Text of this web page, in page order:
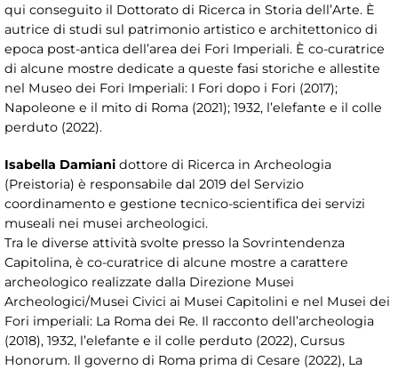
qui conseguito il Dottorato di Ricerca in Storia dell’Arte. È
autrice di studi sul patrimonio artistico e architettonico di
epoca post-antica dell’area dei Fori Imperiali. È co-curatrice
di alcune mostre dedicate a queste fasi storiche e allestite
nel Museo dei Fori Imperiali: I Fori dopo i Fori (2017);
Napoleone e il mito di Roma (2021); 1932, l’elefante e il colle
perduto (2022).
Isabella Damiani dottore di Ricerca in Archeologia
(Preistoria) è responsabile dal 2019 del Servizio
coordinamento e gestione tecnico-scientifica dei servizi
museali nei musei archeologici.
Tra le diverse attività svolte presso la Sovrintendenza
Capitolina, è co-curatrice di alcune mostre a carattere
archeologico realizzate dalla Direzione Musei
Archeologici/Musei Civici ai Musei Capitolini e nel Musei dei
Fori imperiali: La Roma dei Re. Il racconto dell’archeologia
(2018), 1932, l’elefante e il colle perduto (2022), Cursus
Honorum. Il governo di Roma prima di Cesare (2022), La